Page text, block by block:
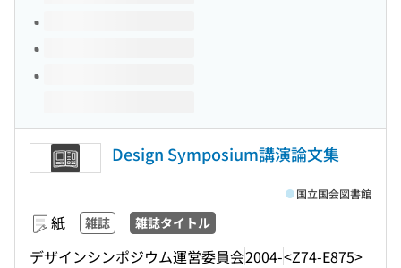
Design Symposium講演論文集
紙 雑誌 雑誌タイトル
デザインシンポジウム運営委員会2004-<Z74-E875>
国立国会図書館